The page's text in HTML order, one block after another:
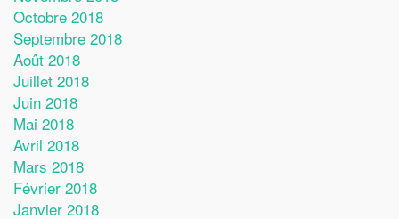
Octobre 2018
Septembre 2018
Août 2018
Juillet 2018
Juin 2018
Mai 2018
Avril 2018
Mars 2018
Février 2018
Janvier 2018